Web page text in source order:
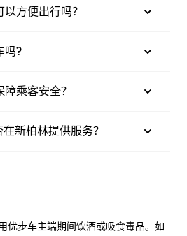
方便出行吗？
吗?
乘客安全？
新柏林提供服务？
优步车主端期间饮酒或吸食毒品。如